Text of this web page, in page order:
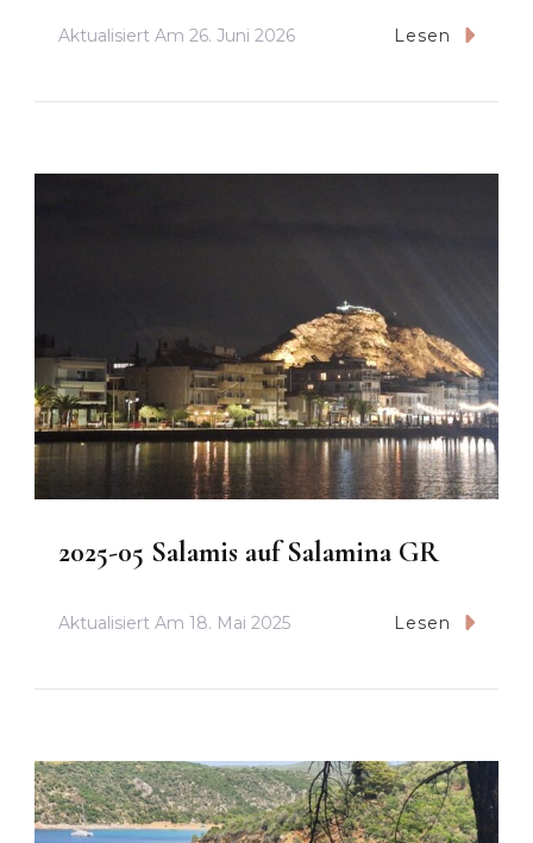
Aktualisiert Am 26. Juni 2026 Lesen
2025-05 Salamis auf Salamina GR
Aktualisiert Am 18. Mai 2025 Lesen